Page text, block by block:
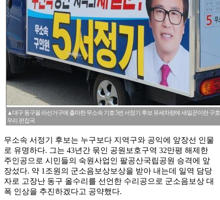
▲대구 동구을 라선거구에 출마한 무소속 기호 5번 서정기 후보 유세차량에 새일꾼이란
우리 편집국
무소속 서정기 후보는 누구보다 지역구와 공익에 앞장선 인물
로 유명하다. 그는 43년간 묶인 공원보호구역 32만평 해제한
주인공으로 시민들의 숙원사업인 팔공산국립공원 승격에 앞
장섰다. 약 1조원의 군소음보상보상을 받아 내는데 일역 담당
자로 고장난 동구 올수리를 선언한 수리공으로 군소음보상 대
폭 인상을 추진하겠다고 공약했다.